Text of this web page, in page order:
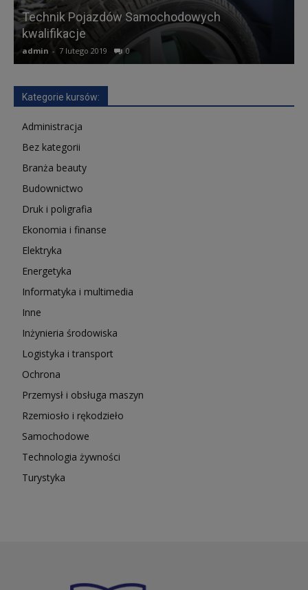
Technik Pojazdów Samochodowych
kwalifikacje
admin - 7 lutego 2019 0
Kategorie kursów:
Administracja
Bez kategorii
Branża beauty
Budownictwo
Druk i poligrafia
Ekonomia i finanse
Elektryka
Energetyka
Informatyka i multimedia
Inne
Inżynieria środowiska
Logistyka i transport
Ochrona
Przemysł i obsługa maszyn
Rzemiosło i rękodzieło
Samochodowe
Technologia żywności
Turystyka